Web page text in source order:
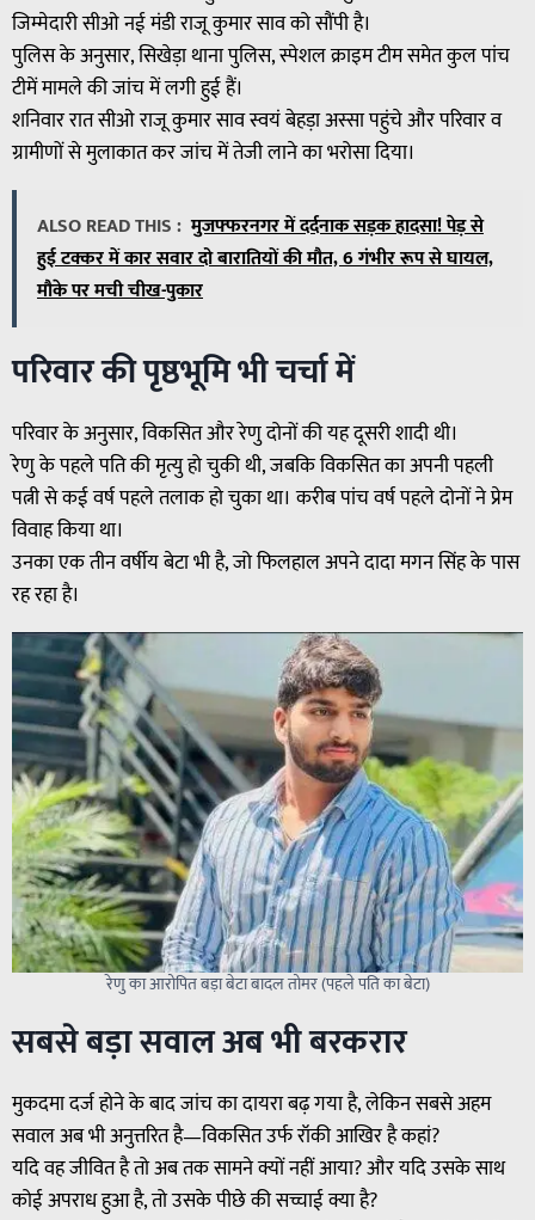
जिम्मेदारी सीओ नई मंडी राजू कुमार साव को सौंपी है।
पुलिस के अनुसार, सिखेड़ा थाना पुलिस, स्पेशल क्राइम टीम समेत कुल पांच
टीमें मामले की जांच में लगी हुई हैं।
शनिवार रात सीओ राजू कुमार साव स्वयं बेहड़ा अस्सा पहुंचे और परिवार व
ग्रामीणों से मुलाकात कर जांच में तेजी लाने का भरोसा दिया।
ALSO READ THIS : मुजफ्फरनगर में दर्दनाक सड़क हादसा! पेड़ से
हुई टक्कर में कार सवार दो बारातियों की मौत, 6 गंभीर रूप से घायल,
मौके पर मची चीख-पुकार
परिवार की पृष्ठभूमि भी चर्चा में
परिवार के अनुसार, विकसित और रेणु दोनों की यह दूसरी शादी थी।
रेणु के पहले पति की मृत्यु हो चुकी थी, जबकि विकसित का अपनी पहली
पत्नी से कई वर्ष पहले तलाक हो चुका था। करीब पांच वर्ष पहले दोनों ने प्रेम
विवाह किया था।
उनका एक तीन वर्षीय बेटा भी है, जो फिलहाल अपने दादा मगन सिंह के पास
रह रहा है।
रेणु का आरोपित बड़ा बेटा बादल तोमर (पहले पति का बेटा)
सबसे बड़ा सवाल अब भी बरकरार
मुकदमा दर्ज होने के बाद जांच का दायरा बढ़ गया है, लेकिन सबसे अहम
सवाल अब भी अनुत्तरित है—विकसित उर्फ रॉकी आखिर है कहां?
यदि वह जीवित है तो अब तक सामने क्यों नहीं आया? और यदि उसके साथ
कोई अपराध हुआ है, तो उसके पीछे की सच्चाई क्या है?